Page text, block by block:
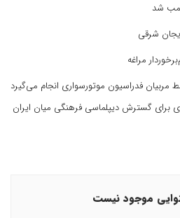
شد
شرقی
مراغه
فدراسیون موتورسواری انجام می‌گیرد
برای گسترش دیپلماسی فرهنگی میان ایران
موجود نیست